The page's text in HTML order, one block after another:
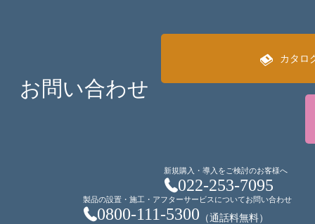
お問い合わせ
カタロ
新規購入・導入をご検討のお客様へ
022-253-7095
製品の設置・施工・アフターサービスについてお問い合わせ
0800-111-5300 （通話料無料）